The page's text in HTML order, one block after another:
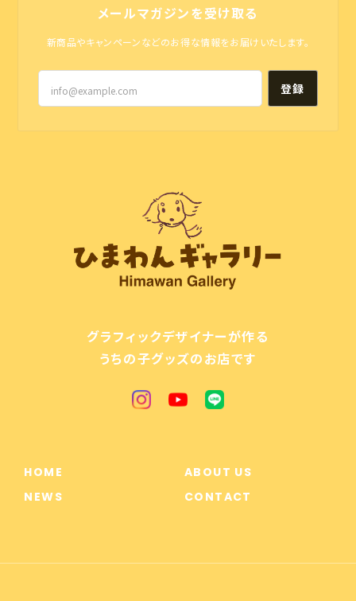
メールマガジンを受け取る
新商品やキャンペーンなどのお得な情報をお届けいたします。
登録
グラフィックデザイナーが作る
うちの子グッズのお店です
HOME
ABOUT US
NEWS
CONTACT